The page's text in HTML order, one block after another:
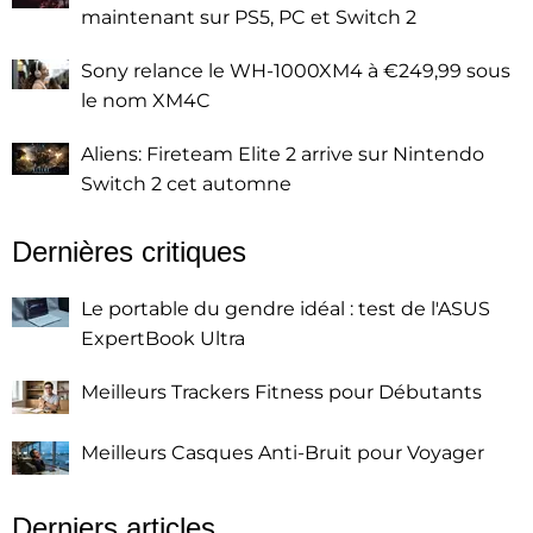
maintenant sur PS5, PC et Switch 2
Sony relance le WH-1000XM4 à €249,99 sous
le nom XM4C
Aliens: Fireteam Elite 2 arrive sur Nintendo
Switch 2 cet automne
Dernières critiques
Le portable du gendre idéal : test de l'ASUS
ExpertBook Ultra
Meilleurs Trackers Fitness pour Débutants
Meilleurs Casques Anti-Bruit pour Voyager